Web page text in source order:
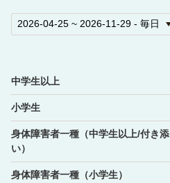
中学生以上
小学生
身体障害者一種（中学生以上/付き添
い）
身体障害者一種（小学生）